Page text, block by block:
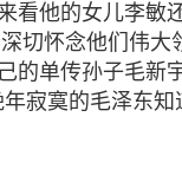
看他的女儿李敏
切怀念他们伟大
的单传孙子毛新
寂寞的毛泽东知